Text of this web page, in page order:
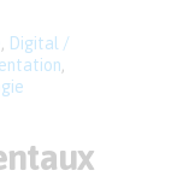
Digital /